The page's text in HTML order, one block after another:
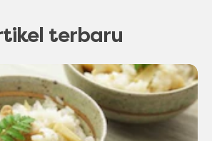
terbaru